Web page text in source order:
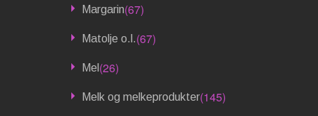
Margarin(67)
Matolje o.l.(67)
Mel (26)
Melk og melkeprodukter(145)